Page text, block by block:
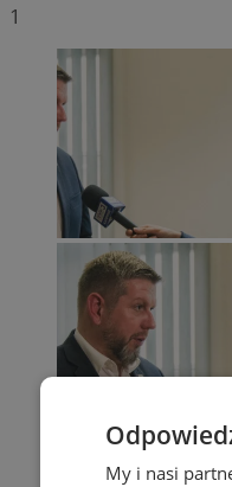
1
My i nasi